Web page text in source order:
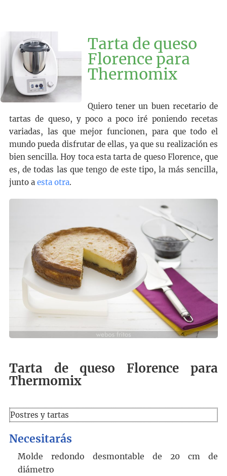
Tarta de queso
Florence para
Thermomix
Quiero tener un buen recetario de
tartas de queso, y poco a poco iré poniendo recetas
variadas, las que mejor funcionen, para que todo el
mundo pueda disfrutar de ellas, ya que su realización es
bien sencilla. Hoy toca esta tarta de queso Florence, que
es, de todas las que tengo de este tipo, la más sencilla,
junto a esta otra.
Tarta de queso Florence para
Thermomix
Postres y tartas
Necesitarás
Molde redondo desmontable de 20 cm de
diámetro